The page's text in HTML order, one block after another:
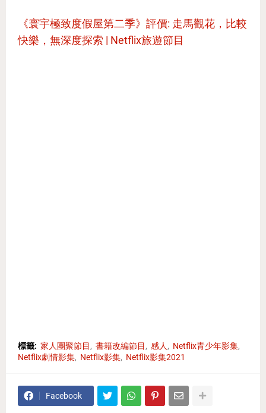
《寰宇極致度假屋第二季》評價: 走馬觀花，比較
快樂，無深度探索 | Netflix旅遊節目
標籤: 家人團聚節目 書籍改編節目 感人
Netflix青少年影集
Netflix劇情影集
Netflix影集 Netflix影集2021
Facebook